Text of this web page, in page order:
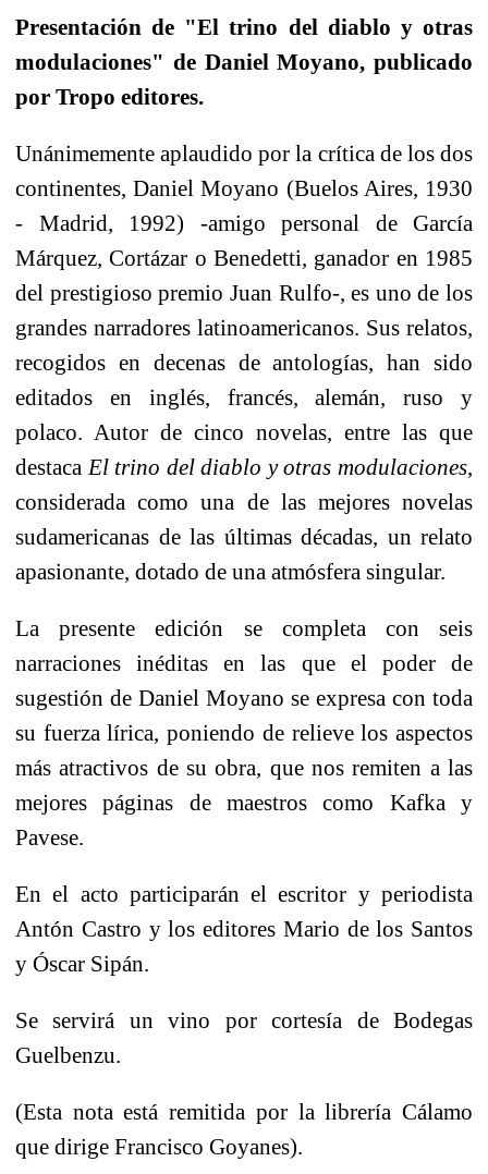
Presentación de "El trino del diablo y otras
modulaciones" de Daniel Moyano, publicado
por Tropo editores.
Unánimemente aplaudido por la crítica de los dos
continentes, Daniel Moyano (Buelos Aires, 1930
- Madrid, 1992) -amigo personal de García
Márquez, Cortázar o Benedetti, ganador en 1985
del prestigioso premio Juan Rulfo-, es uno de los
grandes narradores latinoamericanos. Sus relatos,
recogidos en decenas de antologías, han sido
editados en inglés, francés, alemán, ruso y
polaco. Autor de cinco novelas, entre las que
destaca El trino del diablo y otras modulaciones,
considerada como una de las mejores novelas
sudamericanas de las últimas décadas, un relato
apasionante, dotado de una atmósfera singular.
La presente edición se completa con seis
narraciones inéditas en las que el poder de
sugestión de Daniel Moyano se expresa con toda
su fuerza lírica, poniendo de relieve los aspectos
más atractivos de su obra, que nos remiten a las
mejores páginas de maestros como Kafka y
Pavese.
En el acto participarán el escritor y periodista
Antón Castro y los editores Mario de los Santos
y Óscar Sipán.
Se servirá un vino por cortesía de Bodegas
Guelbenzu.
(Esta nota está remitida por la librería Cálamo
que dirige Francisco Goyanes).